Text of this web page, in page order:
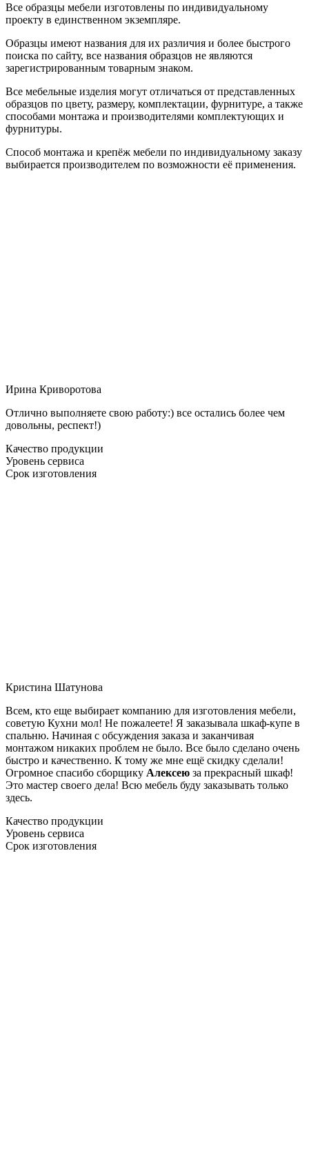
Все образцы мебели изготовлены по индивидуальному
проекту в единственном экземпляре.
Образцы имеют названия для их различия и более быстрого
поиска по сайту, все названия образцов не являются
зарегистрированным товарным знаком.
Все мебельные изделия могут отличаться от представленных
образцов по цвету, размеру, комплектации, фурнитуре, а также
способами монтажа и производителями комплектующих и
фурнитуры.
Способ монтажа и крепёж мебели по индивидуальному заказу
выбирается производителем по возможности её применения.
Ирина Криворотова
Отлично выполняете свою работу:) все остались более чем
довольны, респект!)
Качество продукции
Уровень сервиса
Срок изготовления
Кристина Шатунова
Всем, кто еще выбирает компанию для изготовления мебели,
советую Кухни мол! Не пожалеете! Я заказывала шкаф-купе в
спальню. Начиная с обсуждения заказа и заканчивая
монтажом никаких проблем не было. Все было сделано очень
быстро и качественно. К тому же мне ещё скидку сделали!
Огромное спасибо сборщику Алексею за прекрасный шкаф!
Это мастер своего дела! Всю мебель буду заказывать только
здесь.
Качество продукции
Уровень сервиса
Срок изготовления